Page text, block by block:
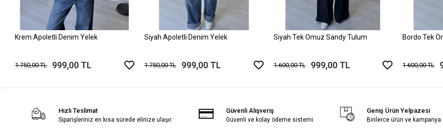
Krem Apoletli Denim Yelek
1.750,00 TL 999,00 TL
Siyah Apoletli Denim Yelek
1.750,00 TL 999,00 TL
Siyah Tek Omuz Sandy Tulum
1.600,00 TL 999,00 TL
Bordo Tek
1.600,00 TL
Hızlı Teslimat
Siparişleriniz en kısa sürede elinize ulaşır.
Güvenli Alışveriş
Güvenli ve kolay ödeme sistemi
Geniş Ürün Yelpazesi
Binlerce ürün ve